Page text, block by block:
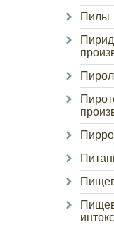
Пилы